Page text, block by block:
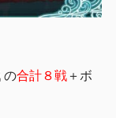
の合計８戦＋ボ